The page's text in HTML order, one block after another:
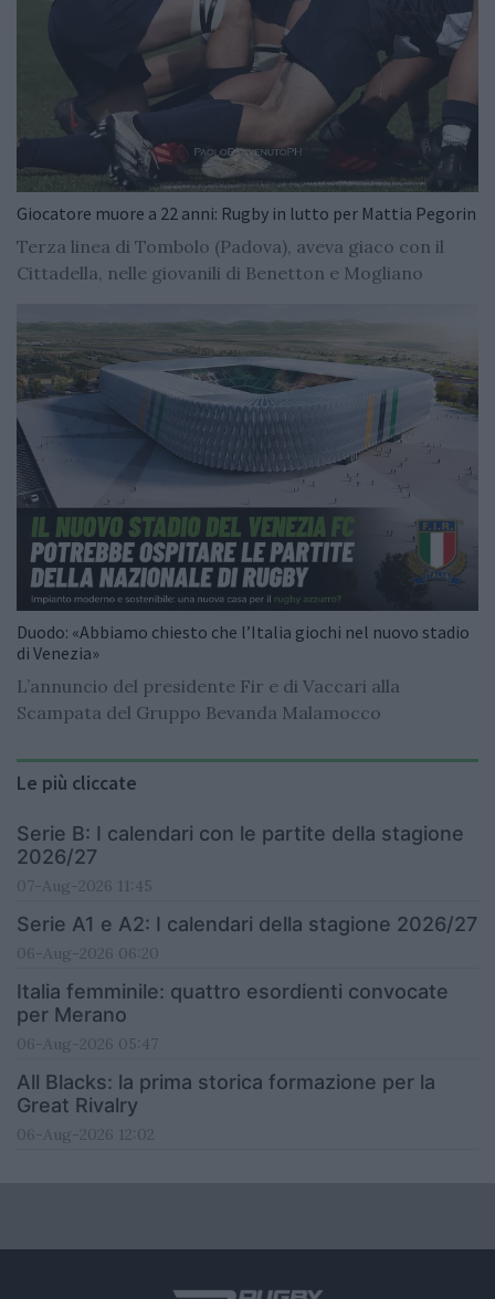
Giocatore muore a 22 anni: Rugby in lutto per Mattia Pegorin
Terza linea di Tombolo (Padova), aveva giaco con il
Cittadella, nelle giovanili di Benetton e Mogliano
Duodo: «Abbiamo chiesto che l’Italia giochi nel nuovo stadio
di Venezia»
L’annuncio del presidente Fir e di Vaccari alla
Scampata del Gruppo Bevanda Malamocco
Le più cliccate
Serie B: I calendari con le partite della stagione
2026/27
07-Aug-2026 11:45
Serie A1 e A2: I calendari della stagione 2026/27
06-Aug-2026 06:20
Italia femminile: quattro esordienti convocate
per Merano
06-Aug-2026 05:47
All Blacks: la prima storica formazione per la
Great Rivalry
06-Aug-2026 12:02